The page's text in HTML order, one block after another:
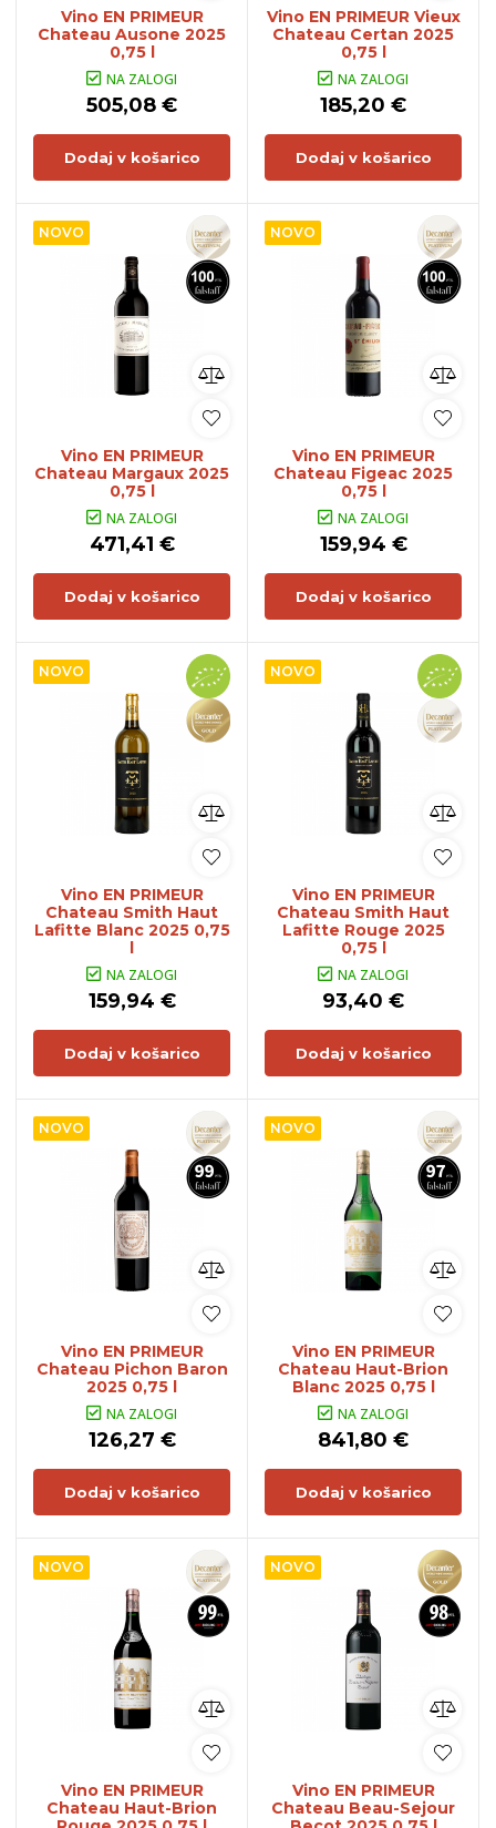
Vino EN PRIMEUR
Chateau Ausone 2025
0,75 l
NA ZALOGI
505,08 €
Dodaj v košarico
Vino EN PRIMEUR Vieux
Chateau Certan 2025
0,75 l
NA ZALOGI
185,20 €
Dodaj v košarico
NOVO
Vino EN PRIMEUR
Chateau Margaux 2025
0,75 l
NA ZALOGI
471,41 €
Dodaj v košarico
NOVO
Vino EN PRIMEUR
Chateau Figeac 2025
0,75 l
NA ZALOGI
159,94 €
Dodaj v košarico
NOVO
Vino EN PRIMEUR
Chateau Smith Haut
Lafitte Blanc 2025 0,75
l
NA ZALOGI
159,94 €
Dodaj v košarico
NOVO
Vino EN PRIMEUR
Chateau Smith Haut
Lafitte Rouge 2025
0,75 l
NA ZALOGI
93,40 €
Dodaj v košarico
NOVO
Vino EN PRIMEUR
Chateau Pichon Baron
2025 0,75 l
NA ZALOGI
126,27 €
Dodaj v košarico
NOVO
Vino EN PRIMEUR
Chateau Haut-Brion
Blanc 2025 0,75 l
NA ZALOGI
841,80 €
Dodaj v košarico
NOVO
Vino EN PRIMEUR
Chateau Haut-Brion
NOVO
Vino EN PRIMEUR
Chateau Beau-Sejour